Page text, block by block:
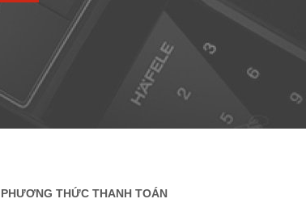
PHƯƠNG THỨC THANH TOÁN